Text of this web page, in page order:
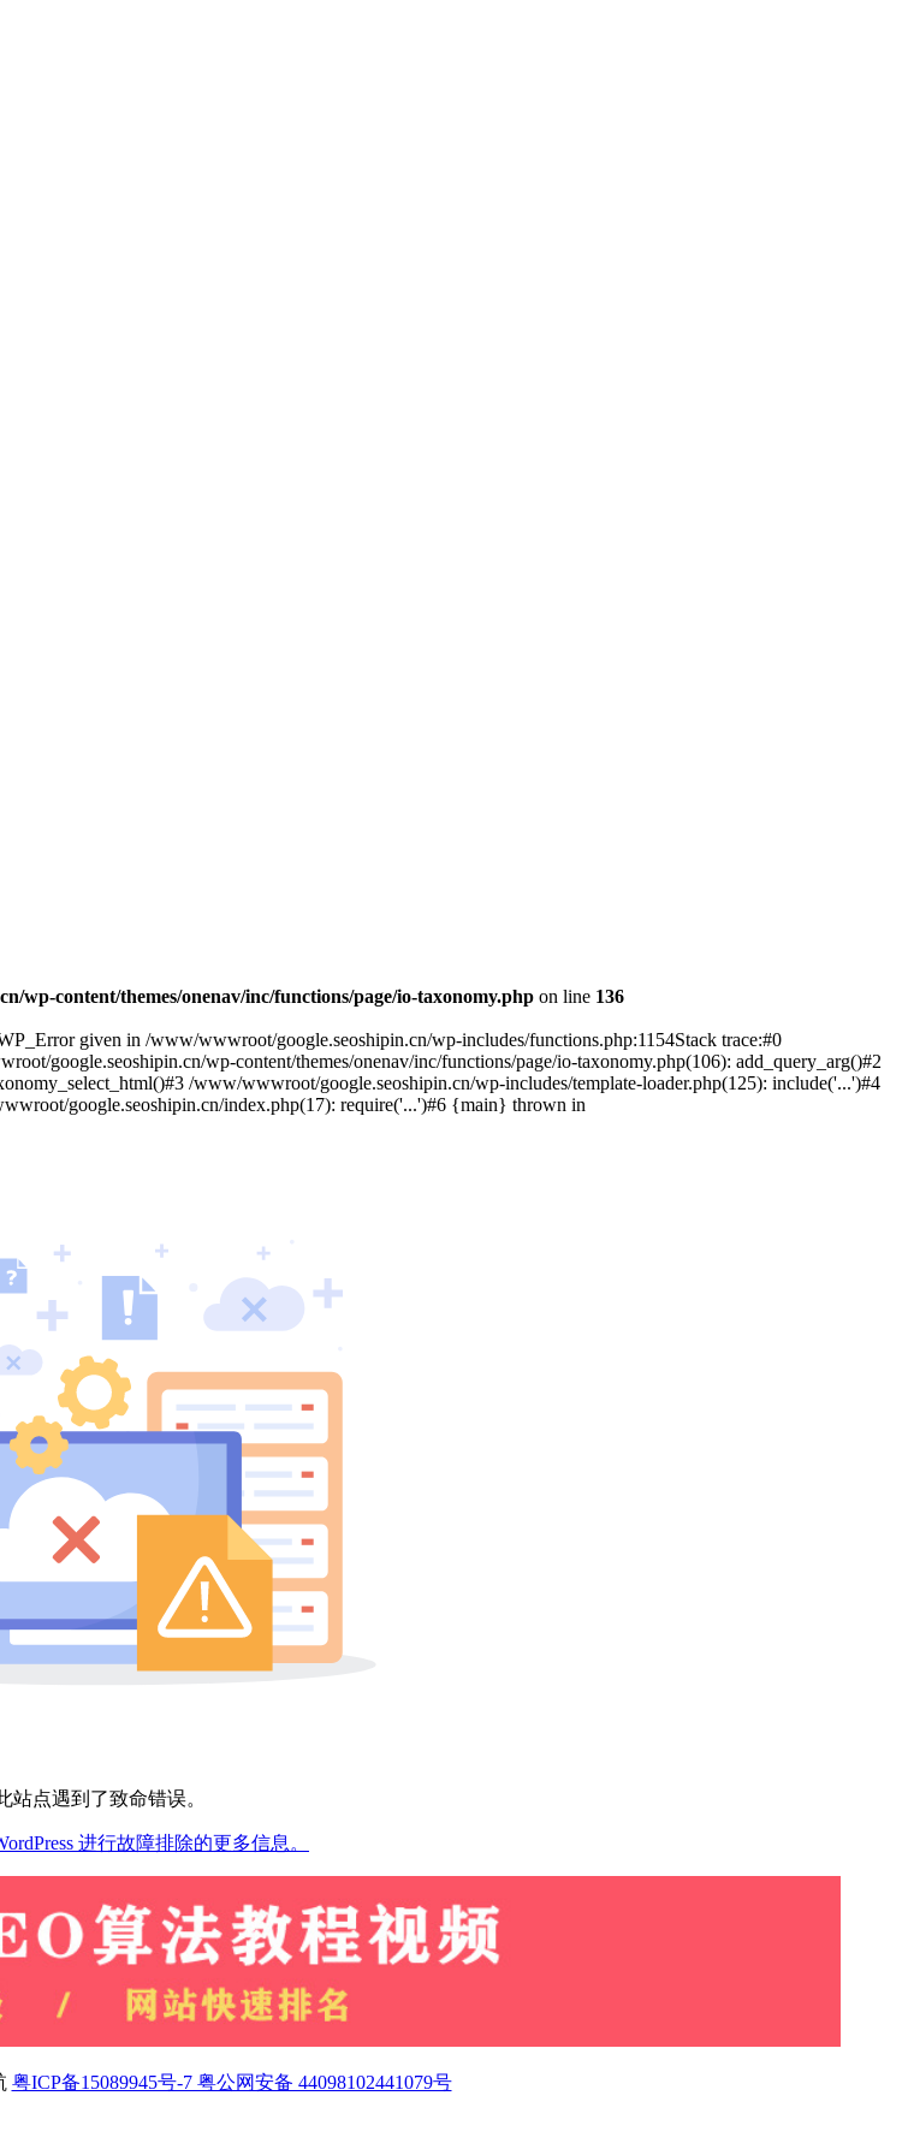
wp-content/themes/onenav/inc/functions/page/io-taxonomy.php on line 136
given in /www/wwwroot/google.seoshipin.cn/wp-includes/functions.php:1154Stack trace:#0
google.seoshipin.cn/wp-content/themes/onenav/inc/functions/page/io-taxonomy.php(106): add_query_arg()#2
/www/wwwroot/google.seoshipin.cn/wp-includes/template-loader.php(125): include('...')#4
google.seoshipin.cn/index.php(17): require('...')#6 {main} thrown in
站点遇到了致命错误。
进行故障排除的更多信息。
粤ICP备15089945号-7 粤公网安备 44098102441079号